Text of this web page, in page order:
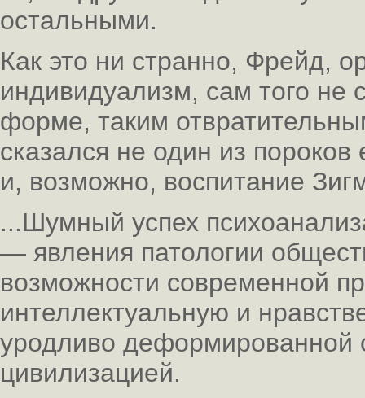
остальными.
Как это ни странно, Фрейд,
индивидуализм, сам того не
форме, таким
сказался не один из
и, возможно, воспитание
...Шумный успех
— явления патологии
возможности современной
интеллектуальную и
уродливо деформированной
цивилизацией.